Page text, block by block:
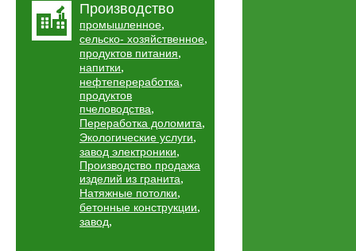
Производство
промышленное,
сельско- хозяйственное,
продуктов питания,
напитки,
нефтепереработка,
продуктов
пчеловодства,
Переработка доломита,
Экологические услуги,
завод электроники,
Производство продажа
изделий из гранита,
Натяжные потолки,
бетонные конструкции,
завод,